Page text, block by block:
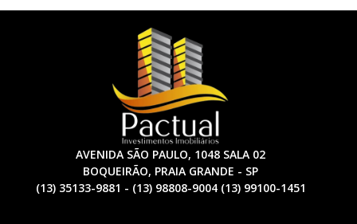
AVENIDA SÃO PAULO, 1048 SALA 02
BOQUEIRÃO, PRAIA GRANDE - SP
(13) 35133-9881 - (13) 98808-9004 (13) 99100-1451